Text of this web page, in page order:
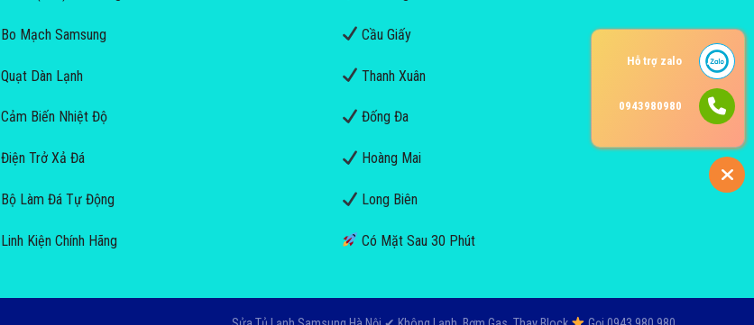
Bo Mạch Samsung
Quạt Dàn Lạnh
Cảm Biến Nhiệt Độ
Điện Trở Xả Đá
Bộ Làm Đá Tự Động
Linh Kiện Chính Hãng
Cầu Giấy
Thanh Xuân
Đống Đa
Hoàng Mai
Long Biên
Có Mặt Sau 30 Phút
Hỗ trợ zalo
0943980980